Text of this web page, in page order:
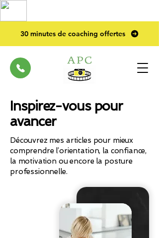
30 minutes de coaching offertes
Inspirez-vous pour
avancer
Découvrez mes articles pour mieux
comprendre l’orientation, la confiance,
la motivation ou encore la posture
professionnelle.